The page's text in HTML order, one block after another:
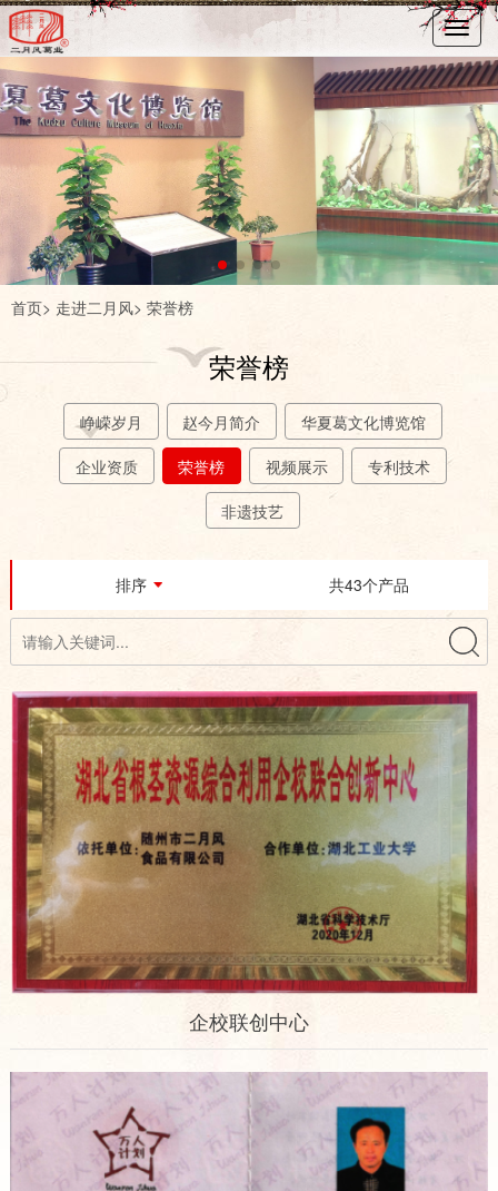
首页> 走进二月风> 荣誉榜
荣誉榜
峥嵘岁月 赵今月简介
华夏葛文化博览馆
企业资质
荣誉榜 视频展示
专利技术
非遗技艺
排序 共43个产品
企校联创中心